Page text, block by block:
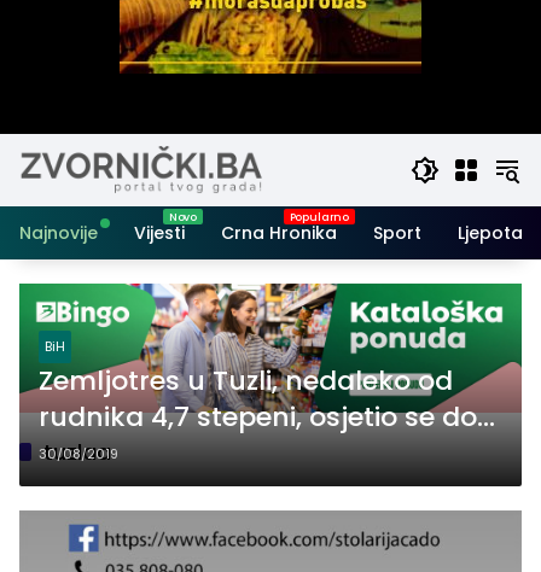
Najnovije Vijesti Crna Hronika Sport Ljepota i
tuzlaa
BiH
Zemljotres u Tuzli, nedaleko od
rudnika 4,7 stepeni, osjetio se do
Banjaluke
30/08/2019